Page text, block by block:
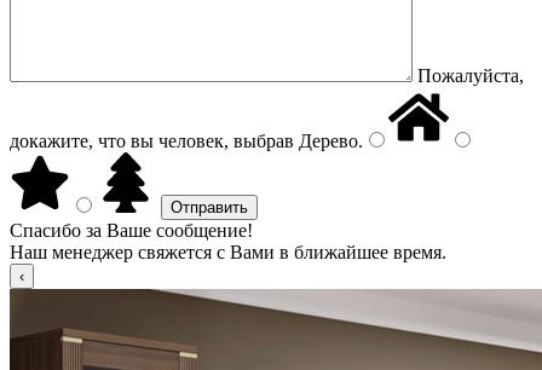
Пожалуйста,
докажите, что вы человек, выбрав Дерево.
Спасибо за Ваше сообщение!
Наш менеджер свяжется с Вами в ближайшее время.